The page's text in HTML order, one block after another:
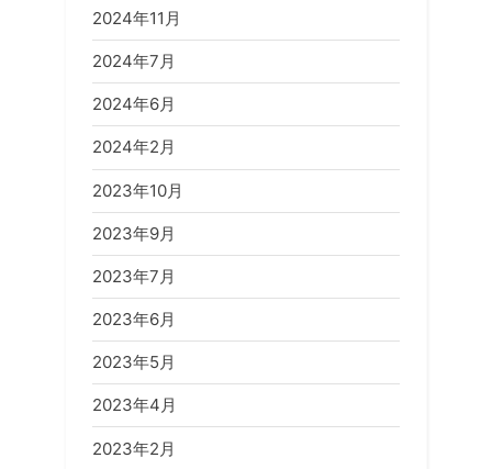
2024年11月
2024年7月
2024年6月
2024年2月
2023年10月
2023年9月
2023年7月
2023年6月
2023年5月
2023年4月
2023年2月